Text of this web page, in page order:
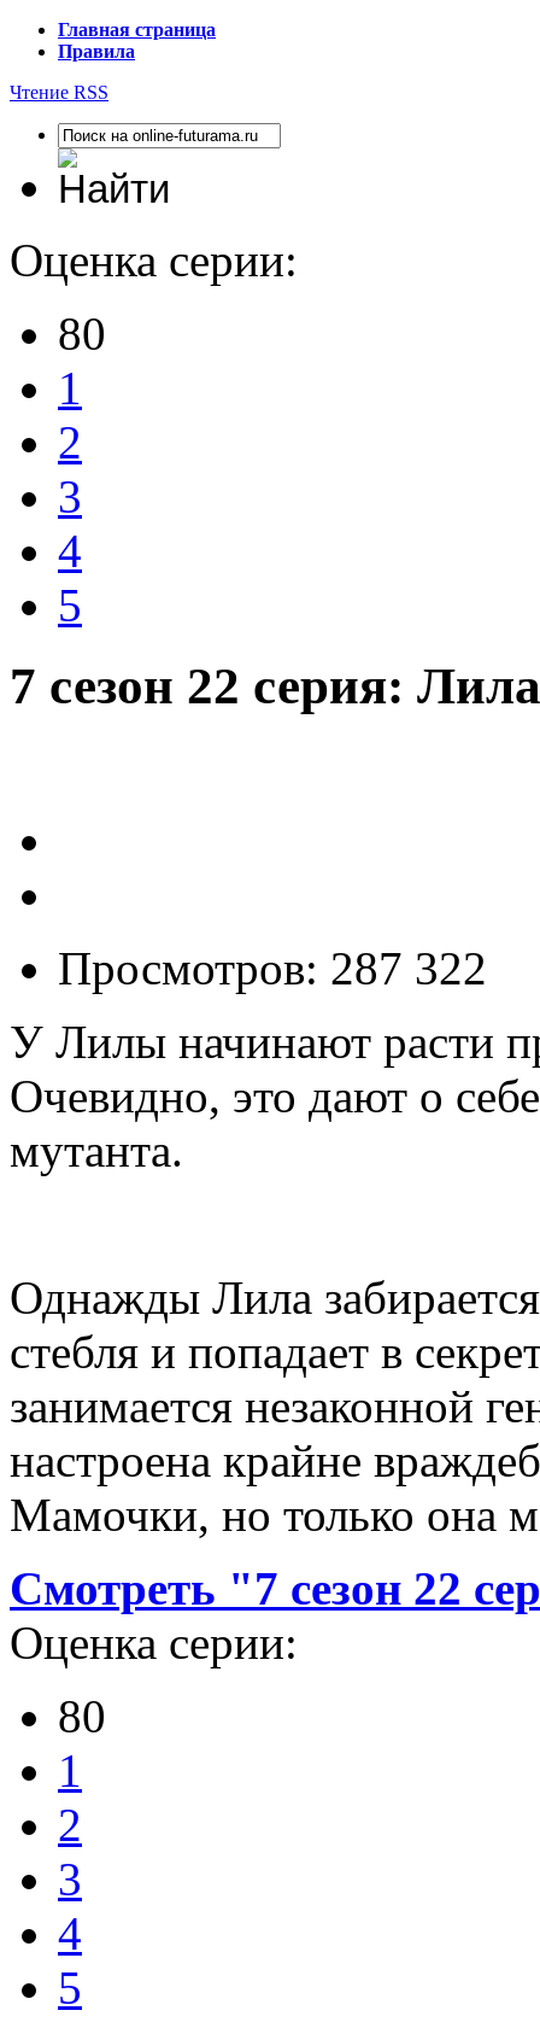
Главная страница
Правила
Чтение RSS
Оценка серии:
80
1
2
3
4
5
7 сезон 22 серия:
Просмотров: 287 322
У Лилы начинают расти
Очевидно, это дают о
мутанта.
Однажды Лила забирается
стебля и попадает в
занимается незаконной
настроена крайне
Мамочки, но только она
Смотреть "7 сезон 22
Оценка серии:
80
1
2
3
4
5